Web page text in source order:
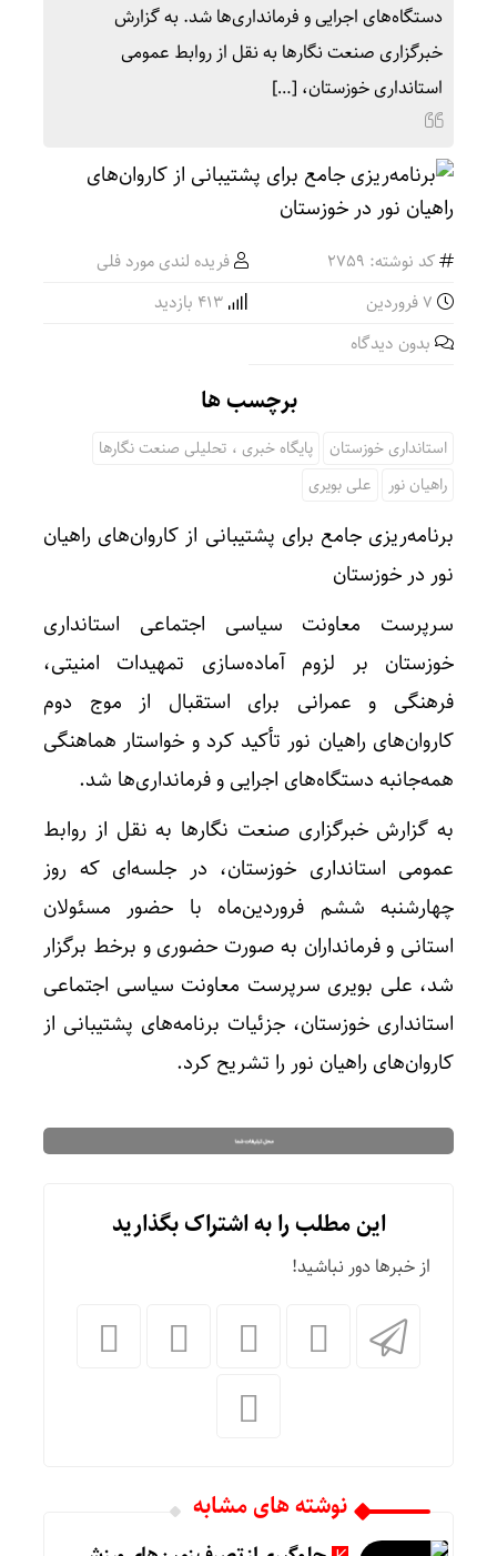
دستگاه‌های اجرایی و فرمانداری‌ها شد. به گزارش
خبرگزاری صنعت نگارها به نقل از روابط عمومی
استانداری خوزستان، […]
کد نوشته: 2759
فریده لندی مورد فلی
بدون دیدگاه
برچسب ها
استانداری خوزستان
پایگاه خبری ، تحلیلی صنعت نگارها
راهیان نور
علی بویری
برنامه‌ریزی جامع برای پشتیبانی از کاروان‌های راهیان
نور در خوزستان
سرپرست معاونت سیاسی اجتماعی استانداری
خوزستان بر لزوم آماده‌سازی تمهیدات امنیتی،
فرهنگی و عمرانی برای استقبال از موج دوم
کاروان‌های راهیان نور تأکید کرد و خواستار هماهنگی
همه‌جانبه دستگاه‌های اجرایی و فرمانداری‌ها شد.
به گزارش خبرگزاری صنعت نگارها به نقل از روابط
عمومی استانداری خوزستان، در جلسه‌ای که روز
چهارشنبه ششم فروردین‌ماه با حضور مسئولان
استانی و فرمانداران به صورت حضوری و برخط برگزار
شد، علی بویری سرپرست معاونت سیاسی اجتماعی
استانداری خوزستان، جزئیات برنامه‌های پشتیبانی از
کاروان‌های راهیان نور را تشریح کرد.
این مطلب را به اشتراک بگذارید
از خبرها دور نباشید!
نوشته های مشابه